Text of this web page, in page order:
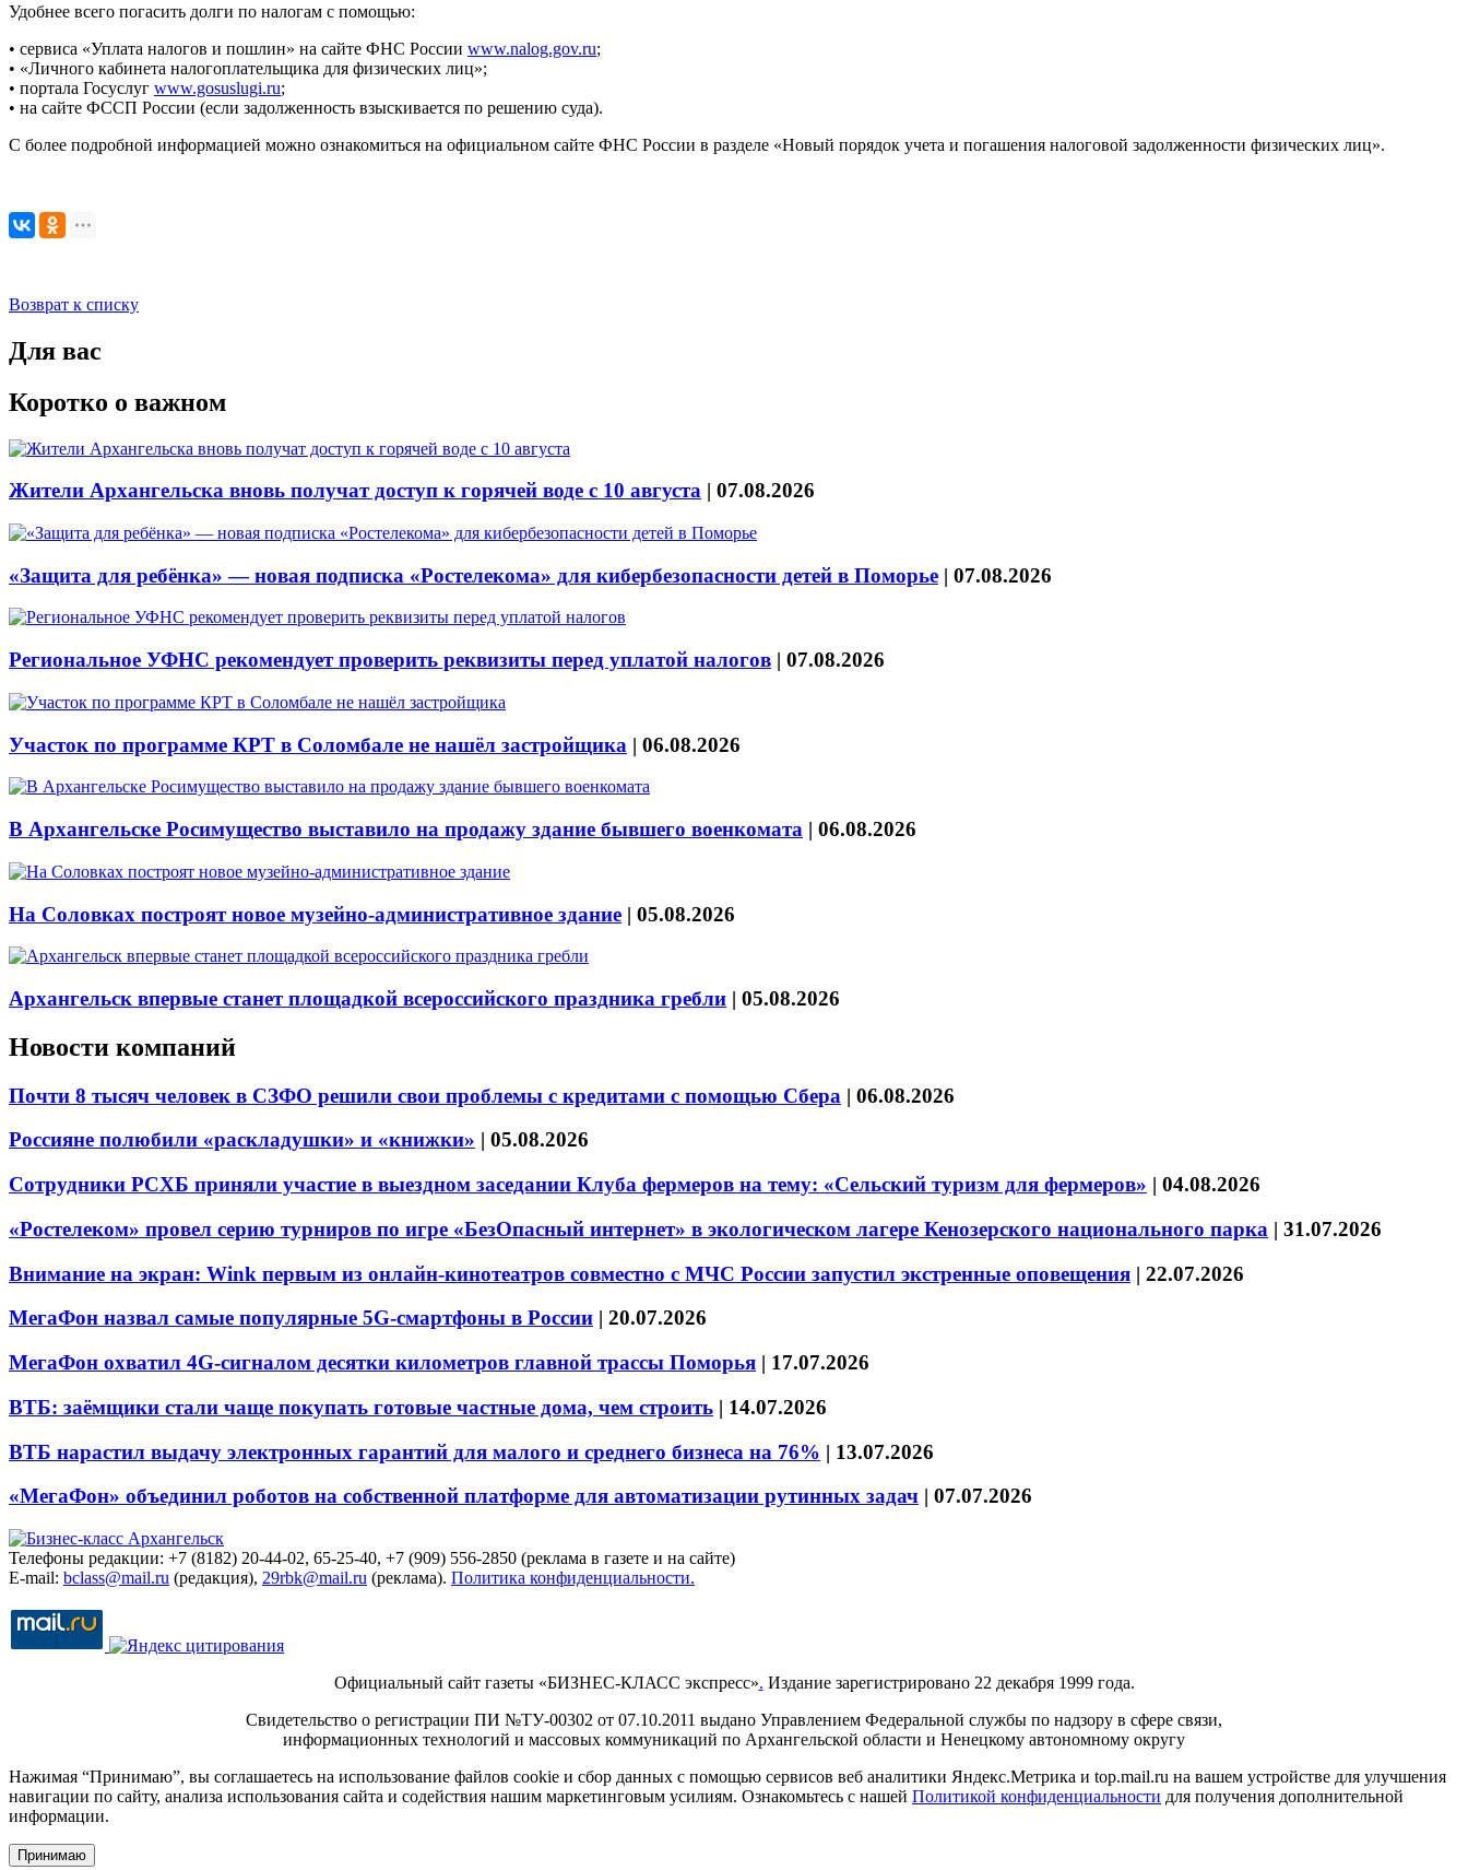
Удобнее всего погасить долги по налогам с помощью:
• сервиса «Уплата налогов и пошлин» на сайте ФНС России www.nalog.gov.ru;
• «Личного кабинета налогоплательщика для физических лиц»;
• портала Госуслуг www.gosuslugi.ru;
• на сайте ФССП России (если задолженность взыскивается по решению суда).
С более подробной информацией можно ознакомиться на официальном сайте ФНС России в разделе «Новый порядок учета и погашения налоговой задолженности физических лиц».
Возврат к списку
Для вас
Коротко о важном
Жители Архангельска вновь получат доступ к горячей воде с 10 августа | 07.08.2026
«Защита для ребёнка» — новая подписка «Ростелекома» для кибербезопасности детей в Поморье | 07.08.2026
Региональное УФНС рекомендует проверить реквизиты перед уплатой налогов | 07.08.2026
Участок по программе КРТ в Соломбале не нашёл застройщика | 06.08.2026
В Архангельске Росимущество выставило на продажу здание бывшего военкомата | 06.08.2026
На Соловках построят новое музейно-административное здание | 05.08.2026
Архангельск впервые станет площадкой всероссийского праздника гребли | 05.08.2026
Новости компаний
Почти 8 тысяч человек в СЗФО решили свои проблемы с кредитами с помощью Сбера | 06.08.2026
Россияне полюбили «раскладушки» и «книжки» | 05.08.2026
Сотрудники РСХБ приняли участие в выездном заседании Клуба фермеров на тему: «Сельский туризм для фермеров» | 04.08.2026
«Ростелеком» провел серию турниров по игре «БезОпасный интернет» в экологическом лагере Кенозерского национального парка | 31.07.2026
Внимание на экран: Wink первым из онлайн-кинотеатров совместно с МЧС России запустил экстренные оповещения | 22.07.2026
МегаФон назвал самые популярные 5G-смартфоны в России | 20.07.2026
МегаФон охватил 4G-сигналом десятки километров главной трассы Поморья | 17.07.2026
ВТБ: заёмщики стали чаще покупать готовые частные дома, чем строить | 14.07.2026
ВТБ нарастил выдачу электронных гарантий для малого и среднего бизнеса на 76% | 13.07.2026
«МегаФон» объединил роботов на собственной платформе для автоматизации рутинных задач | 07.07.2026
Телефоны редакции: +7 (8182) 20-44-02, 65-25-40, +7 (909) 556-2850 (реклама в газете и на сайте)
E-mail: bclass@mail.ru (редакция), 29rbk@mail.ru (реклама). Политика конфиденциальности.
Официальный сайт газеты «БИЗНЕС-КЛАСС экспресс». Издание зарегистрировано 22 декабря 1999 года.
Свидетельство о регистрации ПИ №ТУ-00302 от 07.10.2011 выдано Управлением Федеральной службы по надзору в сфере связи,
информационных технологий и массовых коммуникаций по Архангельской области и Ненецкому автономному округу
Нажимая “Принимаю”, вы соглашаетесь на использование файлов cookie и сбор данных с помощью сервисов веб аналитики Яндекс.Метрика и top.mail.ru на вашем устройстве для улучшения
навигации по сайту, анализа использования сайта и содействия нашим маркетинговым усилиям. Ознакомьтесь с нашей Политикой конфиденциальности для получения дополнительной
информации.
Принимаю